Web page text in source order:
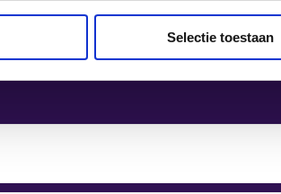
Selectie toestaan
op loopafstand